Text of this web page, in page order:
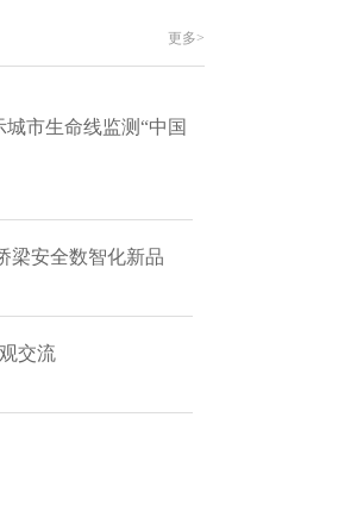
更多>
市生命线监测“中国
梁安全数智化新品
交流